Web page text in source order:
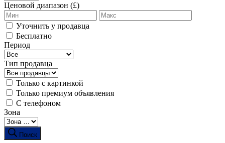
Ценовой диапазон (£)
Уточнить у продавца
Бесплатно
Период
Тип продавца
Только с картинкой
Только премиум объявления
С телефоном
Зона
Поиск